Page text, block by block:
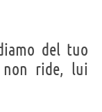
del tuo
ride, lui